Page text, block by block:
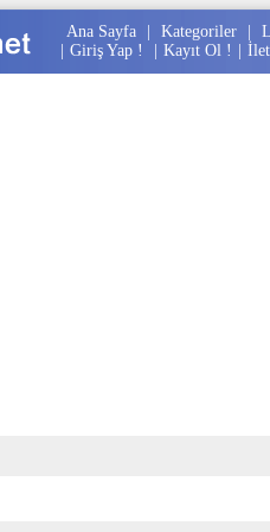
Ana Sayfa Kategoriler
Giriş Yap ! Kayıt Ol !